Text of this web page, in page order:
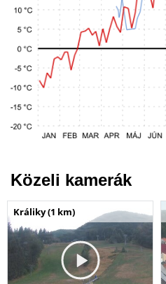
Közeli kamerák
Králiky (1 km)